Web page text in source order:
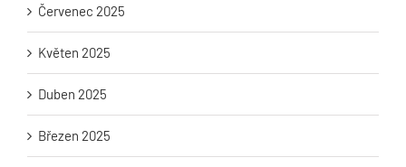
Červenec 2025
Květen 2025
Duben 2025
Březen 2025